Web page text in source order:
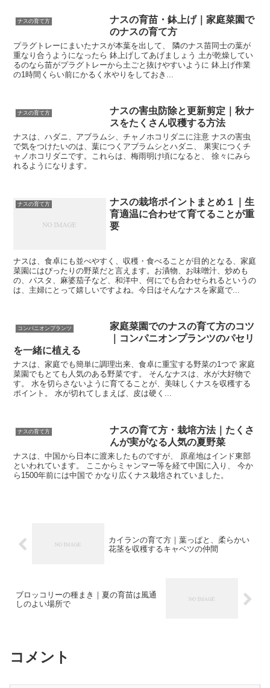
ナスの育て方
ナスの育苗・鉢上げ｜家庭菜園で
のナスの育て方
プラグトレーにまいたナスが本葉を出して、 隣のナス苗同士の葉が
重なり合うようになったら 鉢上げしてあげましょう 土が乾燥してい
るのなら苗がプラグトレーから土ごと抜けやすいように 鉢上げ作業
の1時間くらい前にかるく水やりをしておき...
ナスの育て方
ナスの害虫防除と更新剪定｜秋ナ
スをたくさん収穫する方法
ナスは、ハダニ、アブラムシ、チャノホコリダニに注意 ナスの害虫
で気をつけたいのは、葉につくアブラムシとハダニ、 果実につくチ
ャノホコリダニです。これらは、梅雨明け頃になると、 徐々にみら
れるようになります。
ナスの育て方
ナスの栽培ポイントまとめ１｜生
育適温に合わせて育てることが重
要
ナスは、食卓にも並べやすく、収穫・食べることが目的となる、家庭
菜園にはぴったりの野菜だと言えます。お漬物、お味噌汁、炒めも
の、パスタ、麻婆茄子など、和洋中、何にでも合わせられるというの
は、主婦にとって嬉しいですよね。今日はそんなナスを家庭で...
コンパニオンプランツ
家庭菜園でのナスの育て方のコツ
｜コンパニオンプランツのパセリ
を一緒に植える
ナスは、家庭でも簡単に調理出来、食卓に重宝する野菜の1つで 家庭
菜園でもとても人気のある野菜です。 そんなナスは、水が大好物で
す。 水を切らさないように育てることが、美味しくナスを収穫する
ポイント。 水が切れてしまえば、皮は硬く...
ナスの育て方
ナスの育て方・栽培方法｜たくさ
んが実がなる人気の夏野菜
ナスは、中国から日本に渡来したものですが、 原産地はインド東部
といわれています。 ここからミャンマー等を経て中国に入り、 今か
ら1500年前には中国で かなり広くナス栽培されていました。
カイランの育て方｜葉っぱと、柔らかい
花茎を収穫するキャベツの仲間
ブロッコリーの種まき｜夏の育苗は風通
しのよい場所で
コメント